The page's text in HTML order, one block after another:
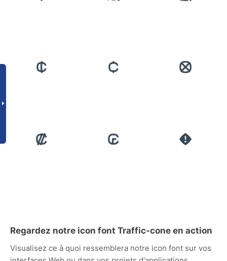
Regardez notre icon font Traffic-cone en action
Visualisez ce à quoi ressemblera notre icon font sur vos